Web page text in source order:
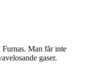
Man får inte
gaser.